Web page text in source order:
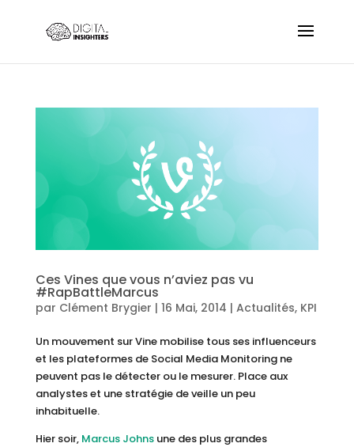
Ces Vines que vous n’aviez pas vu
#RapBattleMarcus
par Clément Brygier | 16 Mai, 2014 | Actualités, KPI
Un mouvement sur Vine mobilise tous ses influenceurs
et les plateformes de Social Media Monitoring ne
peuvent pas le détecter ou le mesurer. Place aux
analystes et une stratégie de veille un peu
inhabituelle.
Hier soir, Marcus Johnsune des plus grandes